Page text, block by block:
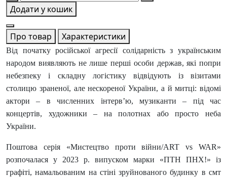
Додати у кошик
Про товар Характеристики
Від початку російської агресії солідарність з українським
народом виявляють не лише перші особи держав, які попри
небезпеку і складну логістику відвідують із візитами
столицю зраненої, але нескореної України, а й митці: відомі
актори – в численних інтерв’ю, музиканти – під час
концертів, художники – на полотнах або просто неба
України.
Поштова серія «Мистецтво проти війни/ART vs WAR»
розпочалася у 2023 р. випуском марки «ПТН ПНХ!» із
графіті, намальованим на стіні зруйнованого будинку в смт